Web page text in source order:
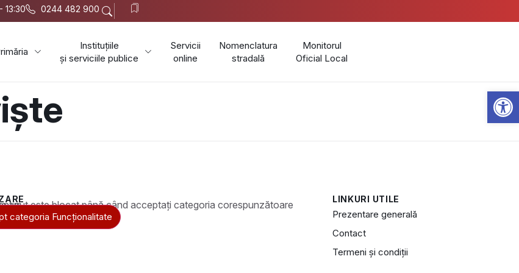
13:30 0244 482 900
Instituțiile
și serviciile publice
Servicii
online
Nomenclatura
stradală
Monitorul
Oficial Local
corespunzătoare de cookie-uri.
categoria Funcționalitate
LINKURI UTILE
Prezentare generală
Contact
Termeni și condiții